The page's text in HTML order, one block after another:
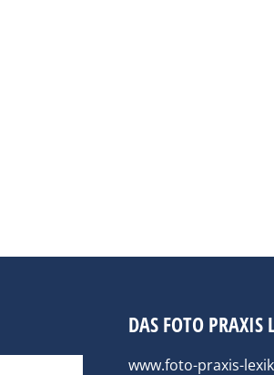
DAS FOTO PRAXIS
www.foto-praxis-